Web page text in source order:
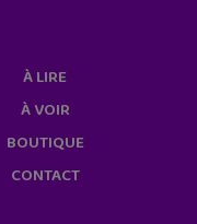
À LIRE
À VOIR
BOUTIQUE
CONTACT